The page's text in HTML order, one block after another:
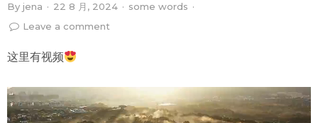
By jena · 22 8 月, 2024 · some words ·
Leave a comment
这里有视频